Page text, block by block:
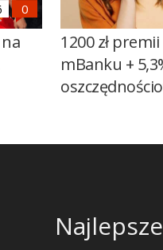
1200 zł
mBanku +